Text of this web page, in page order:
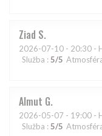
Ziad S
2026-07-10 - 20:30 -
Služba : 5/5
Almut G
2026-05-07 - 19:00 -
Služba : 5/5